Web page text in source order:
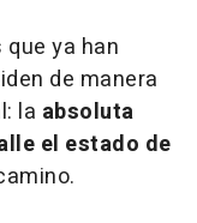
ya han
de manera
la absoluta
el estado de